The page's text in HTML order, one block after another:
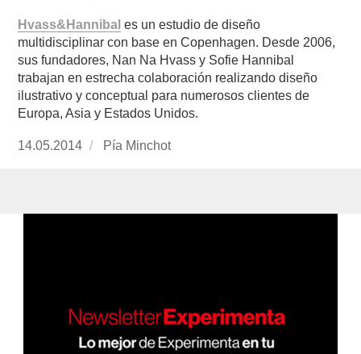
Hvass&Hannibal es un estudio de diseño
multidisciplinar con base en Copenhagen. Desde 2006,
sus fundadores, Nan Na Hvass y Sofie Hannibal
trabajan en estrecha colaboración realizando diseño
ilustrativo y conceptual para numerosos clientes de
Europa, Asia y Estados Unidos.
Publicado
14.05.2014 https://www.experimenta.es/author/pia/
Pía Minchot